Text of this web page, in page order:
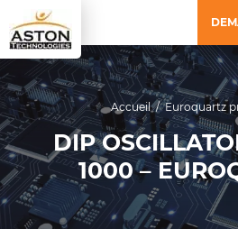
Accueil / Euroquartz
DIP
1000 –